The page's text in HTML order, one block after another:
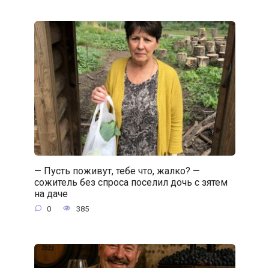
— Пусть поживут, тебе что, жалко? —
сожитель без спроса поселил дочь с зятем
на даче
0 385